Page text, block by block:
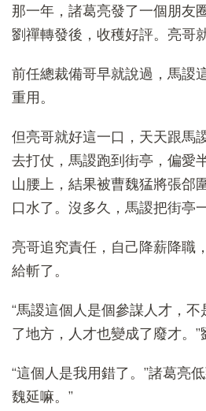
那一年，諸葛亮發了一個朋友
劉禪轉發後，收穫好評。亮哥
前任總裁備哥早就說過，馬謖
重用。
但亮哥就好這一口，天天跟馬
去打仗，馬謖跑到街亭，偏愛
山腰上，結果被曹魏猛將張郃
口水了。沒多久，馬謖把街亭
亮哥追究責任，自己降薪降職
給斬了。
“馬謖這個人是個參謀人才，
了地方，人才也變成了廢才。”
“這個人是我用錯了。”諸葛亮
魏延嘛。”